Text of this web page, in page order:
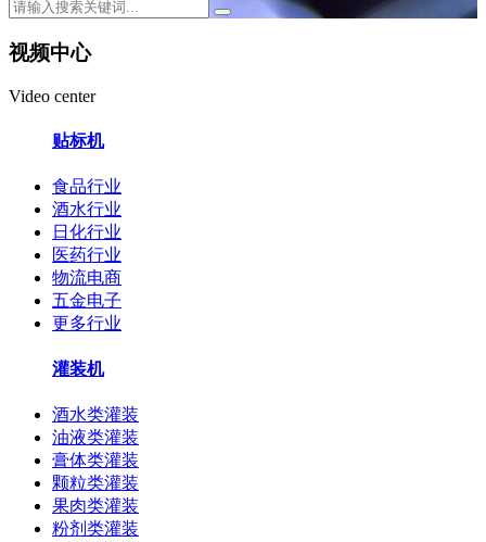
视频中心
Video center
贴标机
食品行业
酒水行业
日化行业
医药行业
物流电商
五金电子
更多行业
灌装机
酒水类灌装
油液类灌装
膏体类灌装
颗粒类灌装
果肉类灌装
粉剂类灌装